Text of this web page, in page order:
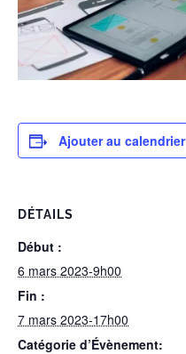
Ajouter au calendrier
DÉTAILS
Début :
6 mars 2023-9h00
Fin :
7 mars 2023-17h00
Catégorie d’Évènement: